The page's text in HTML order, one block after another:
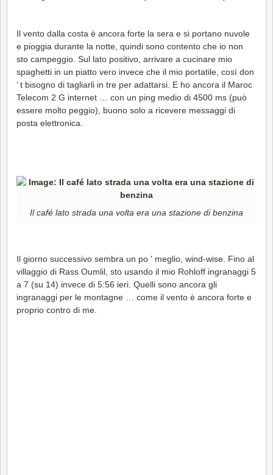
Il vento dalla costa è ancora forte la sera e si portano nuvole
e pioggia durante la notte, quindi sono contento che io non
sto campeggio. Sul lato positivo, arrivare a cucinare mio
spaghetti in un piatto vero invece che il mio portatile, così don
’ t bisogno di tagliarli in tre per adattarsi. E ho ancora il Maroc
Telecom 2 G internet … con un ping medio di 4500 ms (può
essere molto peggio), buono solo a ricevere messaggi di
posta elettronica.
Il café lato strada una volta era una stazione di benzina
Il giorno successivo sembra un po ' meglio, wind-wise. Fino al
villaggio di Rass Oumlil, sto usando il mio Rohloff ingranaggi 5
a 7 (su 14) invece di 5:56 ieri. Quelli sono ancora gli
ingranaggi per le montagne … come il vento è ancora forte e
proprio contro di me.